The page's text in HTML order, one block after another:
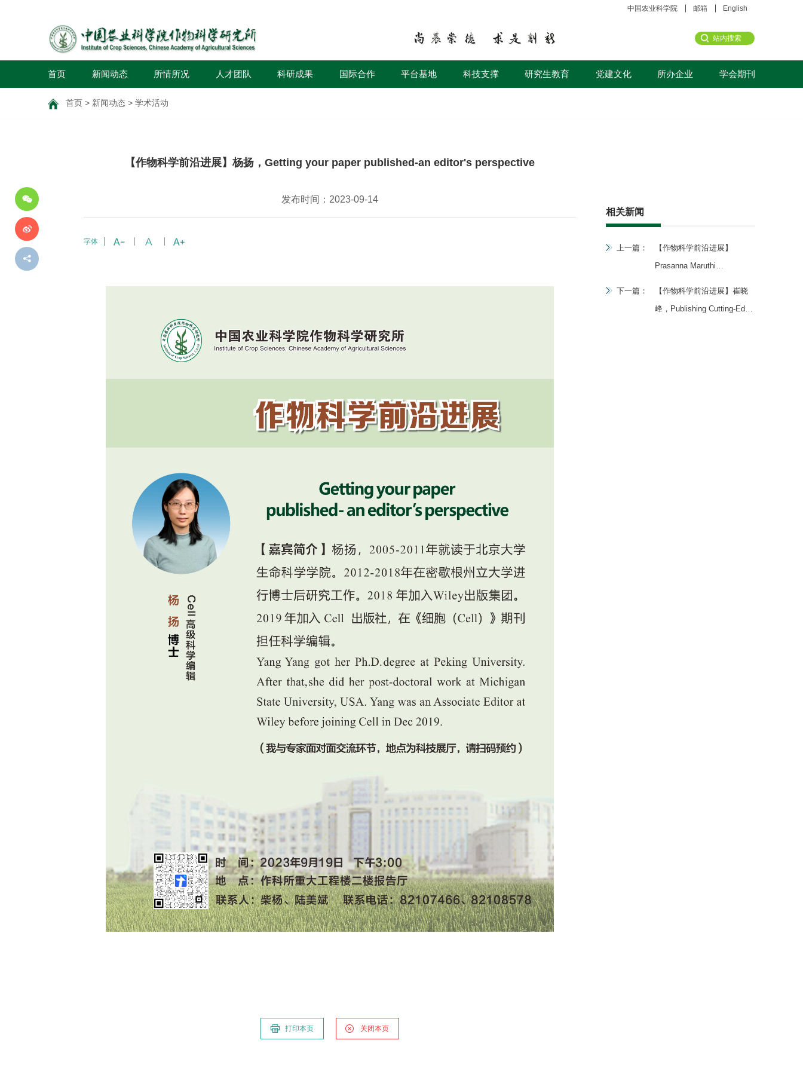
中国农业科学院 邮箱 English
首页 新闻动态 所情所况 人才团队 科研成果 国际合作 平台基地 科技支撑 研究生教育 党建文化 所办企业 学会期刊
首页 > 新闻动态 > 学术活动
【作物科学前沿进展】杨扬，Getting your paper published-an editor's perspective
发布时间：2023-09-14
字体
打印本页 关闭本页
相关新闻
上一篇：
【作物科学前沿进展】
Prasanna Maruthi
下一篇：
【作物科学前沿进展】崔晓
峰，Publishing Cutting-Edge